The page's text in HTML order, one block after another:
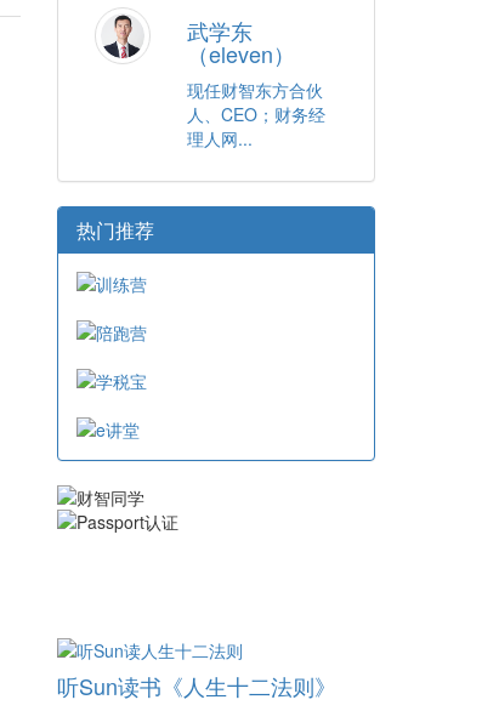
武学东
（eleven）
现任财智东方合伙
人、CEO；财务经
理人网...
热门推荐
听Sun读书《人生十二法则》